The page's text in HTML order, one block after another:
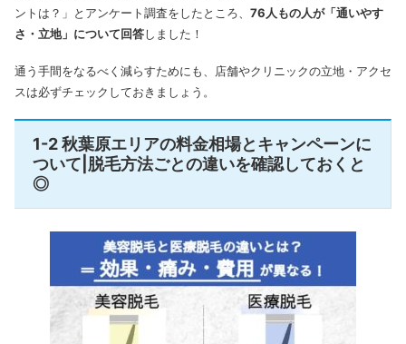
ントは？」とアンケート調査をしたところ、 76人もの人が「通いやす
さ・立地」について回答しました！
通う手間をなるべく減らすためにも、店舗やクリニックの立地・アクセ
スは必ずチェックしておきましょう。
1-2 秋葉原エリアの料金相場とキャンペーンに
ついて|脱毛方法ごとの違いを確認しておくと
◎